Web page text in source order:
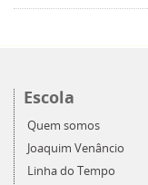
Escola
Quem somos
Joaquim Venâncio
Linha do Tempo